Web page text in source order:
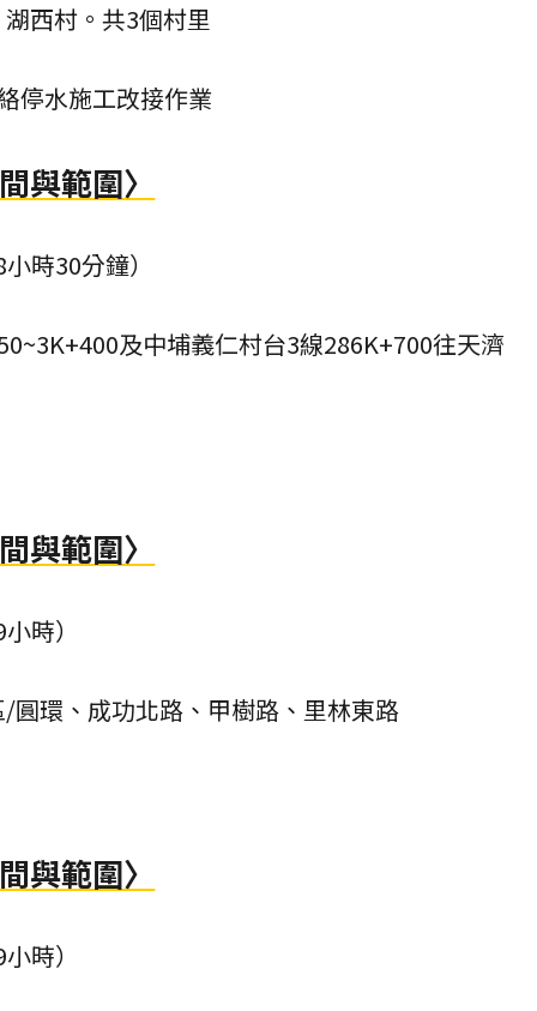
西村。共3個村里
停水施工改接作業
與範圍〉
時30分鐘）
及中埔義仁村台3線286K+700往天濟
與範圍〉
時）
環、成功北路、甲樹路、里林東路
與範圍〉
時）